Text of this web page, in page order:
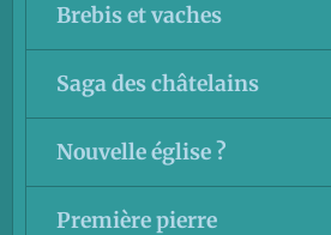
Brebis et vaches
Saga des châtelains
Nouvelle église ?
Première pierre